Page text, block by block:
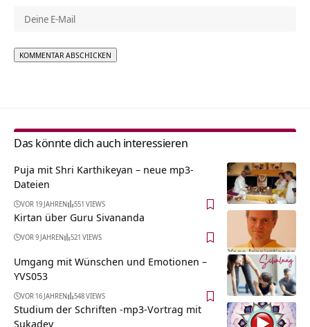
Das könnte dich auch interessieren
Puja mit Shri Karthikeyan – neue mp3-
Dateien
VOR 19 JAHREN 551 VIEWS
Kirtan über Guru Sivananda
VOR 9 JAHREN 521 VIEWS
Umgang mit Wünschen und Emotionen –
YVS053
VOR 16 JAHREN 548 VIEWS
Studium der Schriften -mp3-Vortrag mit
Sukadev